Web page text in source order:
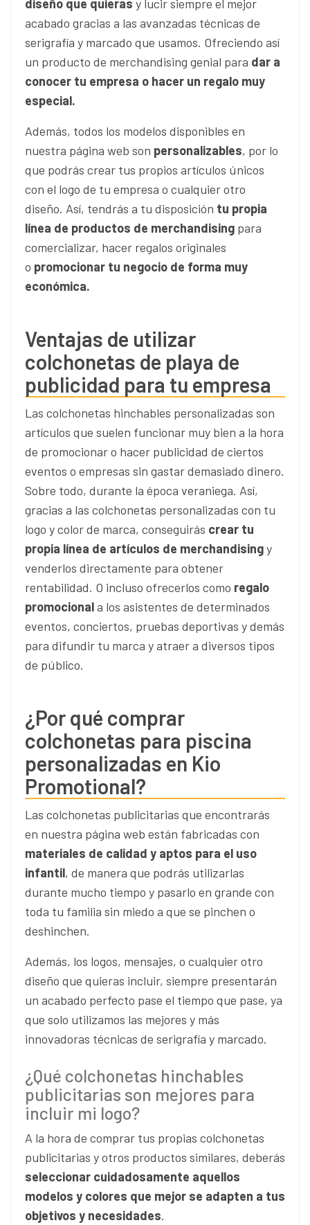
diseño que quieras y lucir siempre el mejor
acabado gracias a las avanzadas técnicas de
serigrafía y marcado que usamos. Ofreciendo así
un producto de merchandising genial para dar a
conocer tu empresa o hacer un regalo muy
especial.
Además, todos los modelos disponibles en
nuestra página web son personalizables, por lo
que podrás crear tus propios artículos únicos
con el logo de tu empresa o cualquier otro
diseño. Así, tendrás a tu disposición tu propia
línea de productos de merchandising para
comercializar, hacer regalos originales
o promocionar tu negocio de forma muy
económica.
Ventajas de utilizar
colchonetas de playa de
publicidad para tu empresa
Las colchonetas hinchables personalizadas son
artículos que suelen funcionar muy bien a la hora
de promocionar o hacer publicidad de ciertos
eventos o empresas sin gastar demasiado dinero.
Sobre todo, durante la época veraniega. Así,
gracias a las colchonetas personalizadas con tu
logo y color de marca, conseguirás crear tu
propia línea de artículos de merchandisingy
venderlos directamente para obtener
rentabilidad. O incluso ofrecerlos como regalo
promocionala los asistentes de determinados
eventos, conciertos, pruebas deportivas y demás
para difundir tu marca y atraer a diversos tipos
de público.
¿Por qué comprar
colchonetas para piscina
personalizadas en Kio
Promotional?
Las colchonetas publicitarias que encontrarás
en nuestra página web están fabricadas con
materiales de calidad y aptos para el uso
infantil, de manera que podrás utilizarlas
durante mucho tiempo y pasarlo en grande con
toda tu familia sin miedo a que se pinchen o
deshinchen.
Además, los logos, mensajes, o cualquier otro
diseño que quieras incluir, siempre presentarán
un acabado perfecto pase el tiempo que pase, ya
que solo utilizamos las mejores y más
innovadoras técnicas de serigrafía y marcado.
¿Qué colchonetas hinchables
publicitarias son mejores para
incluir mi logo?
A la hora de comprar tus propias colchonetas
publicitarias y otros productos similares, deberás
seleccionar cuidadosamente aquellos
modelos y colores que mejor se adapten a tus
objetivos y necesidades.